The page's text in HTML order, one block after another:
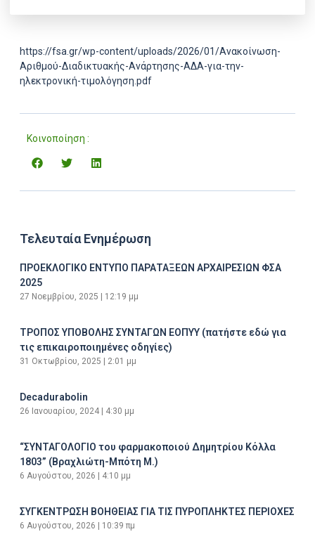
https://fsa.gr/wp-content/uploads/2026/01/Ανακοίνωση-
Αριθμού-Διαδικτυακής-Ανάρτησης-ΑΔΑ-για-την-
ηλεκτρονική-τιμολόγηση.pdf
Κοινοποίηση :
Τελευταία Ενημέρωση
ΠΡΟΕΚΛΟΓΙΚΟ ΕΝΤΥΠΟ ΠΑΡΑΤΑΞΕΩΝ ΑΡΧΑΙΡΕΣΙΩΝ ΦΣΑ
2025
27 Νοεμβρίου, 2025 12:19 μμ
ΤΡΟΠΟΣ ΥΠΟΒΟΛΗΣ ΣΥΝΤΑΓΩΝ ΕΟΠΥΥ (πατήστε εδώ για
τις επικαιροποιημένες οδηγίες)
31 Οκτωβρίου, 2025 2:01 μμ
Decadurabolin
26 Ιανουαρίου, 2024 4:30 μμ
“ΣΥΝΤΑΓΟΛΟΓΙΟ του φαρμακοποιού Δημητρίου Κόλλα
1803” (Βραχλιώτη-Μπότη Μ.)
6 Αυγούστου, 2026 4:10 μμ
ΣΥΓΚΕΝΤΡΩΣΗ ΒΟΗΘΕΙΑΣ ΓΙΑ ΤΙΣ ΠΥΡΟΠΛΗΚΤΕΣ ΠΕΡΙΟΧΕΣ
6 Αυγούστου, 2026 10:39 πμ